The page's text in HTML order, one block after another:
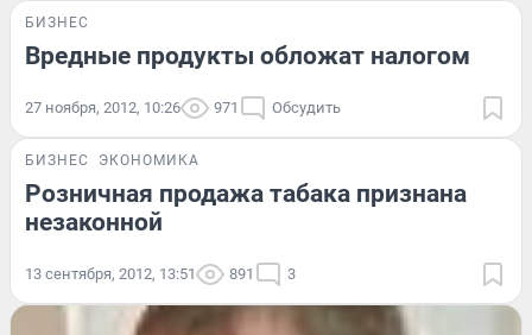
БИЗНЕС
Вредные продукты обложат налогом
27 ноября, 2012, 10:26 971 Обсудить
БИЗНЕС ЭКОНОМИКА
Розничная продажа табака признана
незаконной
13 сентября, 2012, 13:51 891 3